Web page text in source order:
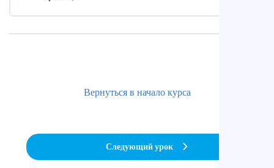
Вернуться в начало курса
Следующий урок